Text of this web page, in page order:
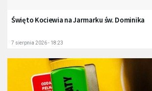
Święto Kociewia na Jarmarku św. Dominika
7 sierpnia 2026 - 18:23